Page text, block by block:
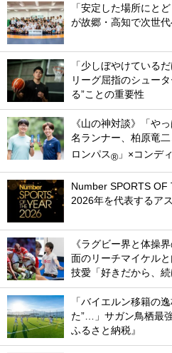
「安定した場所にと
が故郷・高知で次世
「少しぼやけている
リーグ屈指のシュー
る”ことの重要性
《山の神対談》「や
名ランナー、柏原竜
ロンパス® 」×コンデ
Number SPORTS OF
2026年を代表するア
《ラグビー界と体操
面のリーチマイケル
技愛「好きだから、続
「バイエルン移籍の
た”…」サガン鳥栖最
ふるさと納税』